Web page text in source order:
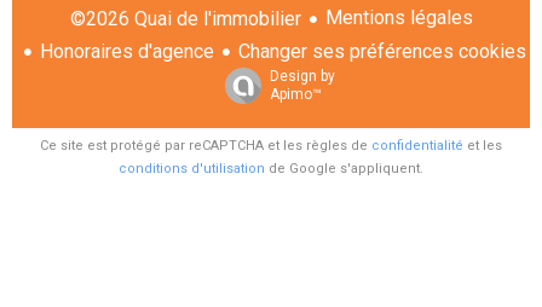
©2026 Quai de l'immobilier
Mentions légales
Honoraires d'agence
Changer ses préférences cookies
Design by
Apimo™
Ce site est protégé par reCAPTCHA et les règles de confidentialité et les
conditions d'utilisation de Google s'appliquent.